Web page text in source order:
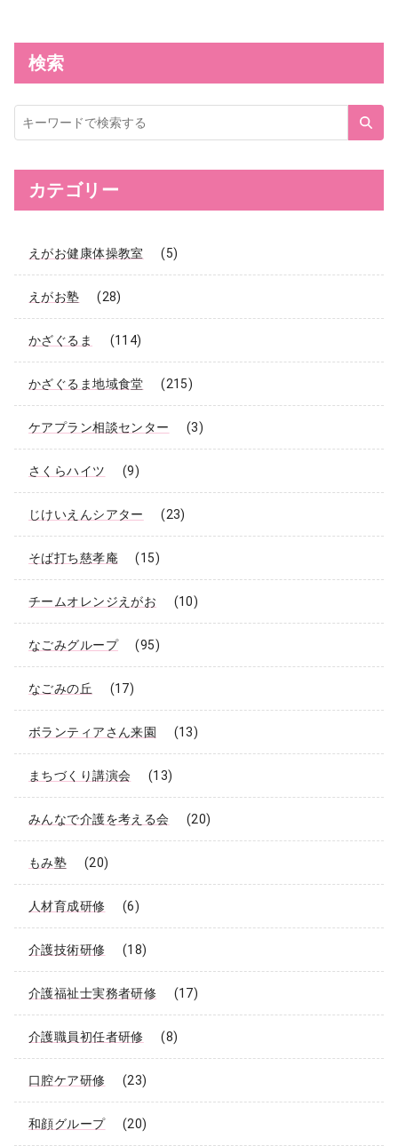
検索
サ
イ
ト
検
カテゴリー
えがお健康体操教室 (5)
えがお塾 (28)
かざぐるま (114)
かざぐるま地域食堂 (215)
ケアプラン相談センター (3)
さくらハイツ (9)
じけいえんシアター (23)
そば打ち慈孝庵 (15)
チームオレンジえがお (10)
なごみグループ (95)
なごみの丘 (17)
ボランティアさん来園 (13)
まちづくり講演会 (13)
みんなで介護を考える会 (20)
もみ塾 (20)
人材育成研修 (6)
介護技術研修 (18)
介護福祉士実務者研修 (17)
介護職員初任者研修 (8)
口腔ケア研修 (23)
和顔グループ (20)